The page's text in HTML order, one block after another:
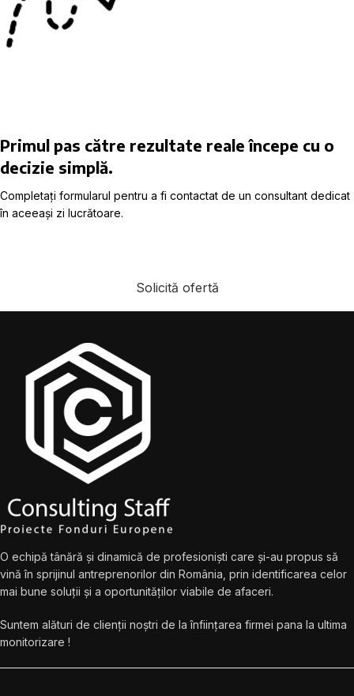
Primul pas către rezultate reale începe cu o
decizie simplă.
Completați formularul pentru a fi contactat de un consultant dedicat
în aceeași zi lucrătoare.
Solicită ofertă
O echipă tânără și dinamică de profesioniști care și-au propus să
vină în sprijinul antreprenorilor din România, prin identificarea celor
mai bune soluții și a oportunităților viabile de afaceri.
Suntem alături de clienții noștri de la înființarea firmei pana la ultima
monitorizare !